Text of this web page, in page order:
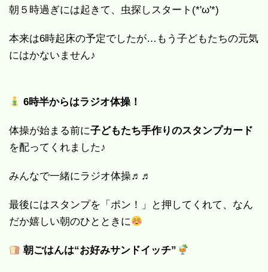
朝５時過ぎには起きて、虫探しスタート(*'ω'*)
本来は6時起床の予定でしたが…もう子どもたちの元気
にはかないません♪
6時半からはラジオ体操！
体操が始まる前に子どもたち手作りのスタンプカード
を配ってくれました♪
みんなで一緒にラジオ体操♬♬
最後にはスタンプを「ポン！」と押してくれて、なん
だか嬉しい朝のひとときに
朝ごはんは“お好みサンドイッチ”